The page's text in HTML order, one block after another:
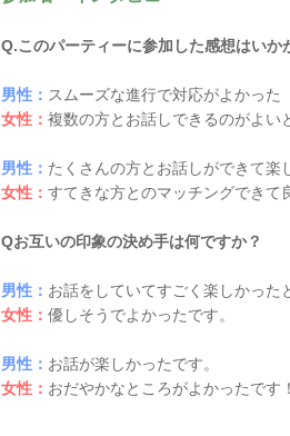
Q.このパーティーに参加した感想はいか
男性： スムーズな進行で対応がよかった
女性： 複数の方とお話しできるのがよい
男性： たくさんの方とお話しができて楽
女性： すてきな方とのマッチングできて
Qお互いの印象の決め手は何ですか？
男性： お話をしていてすごく楽しかった
女性： 優しそうでよかったです。
男性： お話が楽しかったです。
女性： おだやかなところがよかったです！